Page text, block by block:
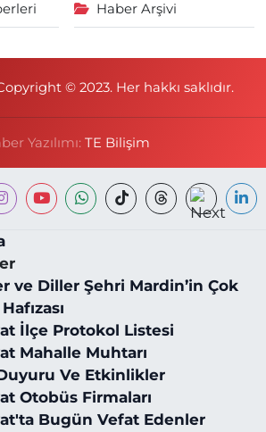
Haber Arşivi
© 2023. Her hakkı saklıdır.
Yazılımı: TE Bilişim
ve Diller Şehri Mardin’in Çok
İlçe Protokol Listesi
Mahalle Muhtarı
Ve Etkinlikler
Otobüs Firmaları
Bugün Vefat Edenler